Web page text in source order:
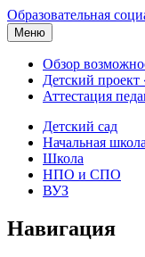
Образовательная
Меню
Обзор
Детский
Аттестация
Детский сад
Начальная школа
Школа
НПО и СПО
ВУЗ
Навигация